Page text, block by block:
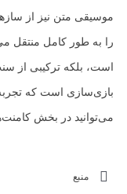
موسیقی متن نیز از
است، بلکه ترکیبی از
بازی‌سازی است که
می‌توانید در بخش
منبع